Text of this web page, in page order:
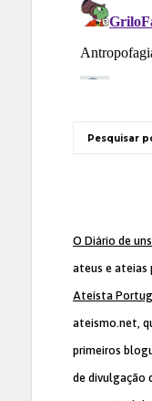
O Diário de
ateus e ateias
Ateísta
ateismo.net,
primeiros
de divulgação